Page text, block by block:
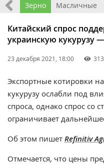
Мир Зерно Масличные
Китайский спрос
украинскую кукурузу
23 декабря 2021, 18:00 313
Экспортные котировки
кукурузу ослабли под
спроса, однако спрос со
ограничивает
Об этом пишет Refinitiv
Отмечается, что цены